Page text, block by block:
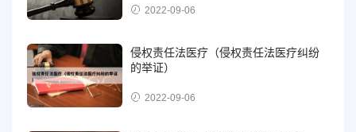
2022-09-06
侵权责任法医疗（侵权责任法医疗纠纷
的举证）
2022-09-06